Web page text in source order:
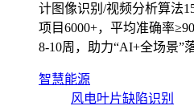
计图像识别/视频分析算法
项目6000+，平均准确率
8-10周，助力“AI+全场景”
智慧能源
风电叶片缺陷识别